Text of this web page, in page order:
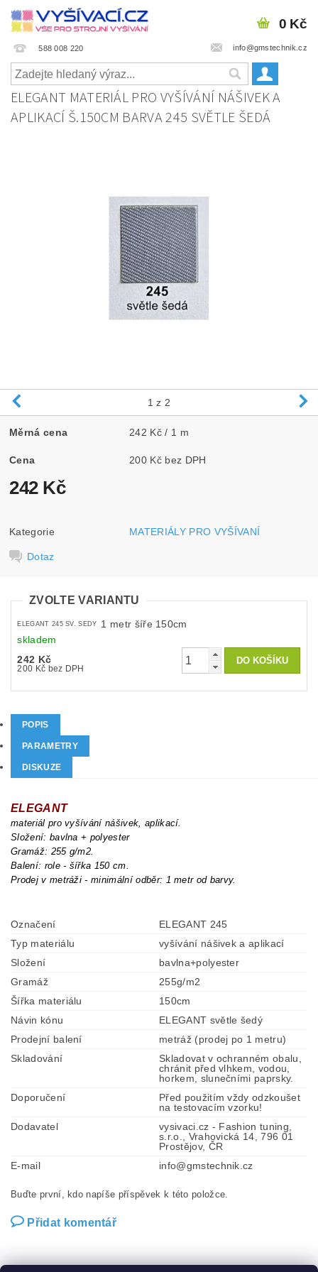
588 008 220 info@gmstechnik.cz
0 Kč
ELEGANT MATERIÁL PRO VYŠÍVÁNÍ NÁŠIVEK A
APLIKACÍ Š.150CM BARVA 245 SVĚTLE ŠEDÁ
1 z 2
Měrná cena 242 Kč / 1 m
Cena 200 Kč bez DPH
242 Kč
Kategorie MATERIÁLY PRO VYŠÍVANÍ
Dotaz
ZVOLTE VARIANTU
ELEGANT 245 SV. SEDY
1 metr šíře 150cm
skladem
242 Kč
200 Kč bez DPH
POPIS
PARAMETRY
DISKUZE
ELEGANT
materiál pro vyšívání nášivek, aplikací.
Složení: bavlna + polyester
Gramáž: 255 g/m2.
Balení: role - šířka 150 cm.
Prodej v metráži - minimální odběr: 1 metr od barvy.
Označení
ELEGANT 245
Typ materiálu
vyšívání nášivek a aplikací
Složení
bavlna+polyester
Gramáž
255g/m2
Šířka materiálu
150cm
Návin kónu
ELEGANT světle šedý
Prodejní balení
metráž (prodej po 1 metru)
Skladování
Skladovat v ochranném obalu,
chránit před vlhkem, vodou,
horkem, slunečními paprsky.
Doporučení
Před použitím vždy odzkoušet
na testovacím vzorku!
Dodavatel
vysivaci.cz - Fashion tuning,
s.r.o., Vrahovická 14, 796 01
Prostějov, ČR
E-mail
info@gmstechnik.cz
Buďte první, kdo napíše příspěvek k této položce.
Přidat komentář